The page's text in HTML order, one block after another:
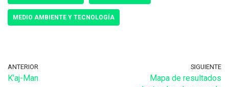
MEDIO AMBIENTE Y TECNOLOGÍA
ANTERIOR
K’aj-Man
SIGUIENTE
Mapa de resultados